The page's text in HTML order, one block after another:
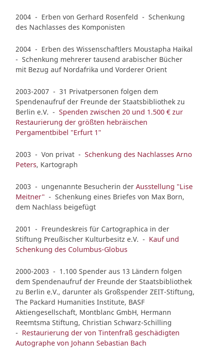
2004 - Erben von Gerhard Rosenfeld - Schenkung
des Nachlasses des Komponisten
2004 - Erben des Wissenschaftlers Moustapha Haikal
- Schenkung mehrerer tausend arabischer Bücher
mit Bezug auf Nordafrika und Vorderer Orient
2003-2007 - 31 Privatpersonen folgen dem
Spendenaufruf der Freunde der Staatsbibliothek zu
Berlin e.V. - Spenden zwischen 20 und 1.500 € zur
Restaurierung der größten hebräischen
Pergamentbibel "Erfurt 1"
2003 - Von privat - Schenkung des Nachlasses Arno
Peters, Kartograph
2003 - ungenannte Besucherin der Ausstellung "Lise
Meitner" - Schenkung eines Briefes von Max Born,
dem Nachlass beigefügt
2001 - Freundeskreis für Cartographica in der
Stiftung Preußischer Kulturbesitz e.V. - Kauf und
Schenkung des Columbus-Globus
2000-2003 - 1.100 Spender aus 13 Ländern folgen
dem Spendenaufruf der Freunde der Staatsbibliothek
zu Berlin e.V., darunter als Großspender ZEIT-Stiftung,
The Packard Humanities Institute, BASF
Aktiengesellschaft, Montblanc GmbH, Hermann
Reemtsma Stiftung, Christian Schwarz-Schilling
- Restaurierung der von Tintenfraß geschädigten
Autographe von Johann Sebastian Bach